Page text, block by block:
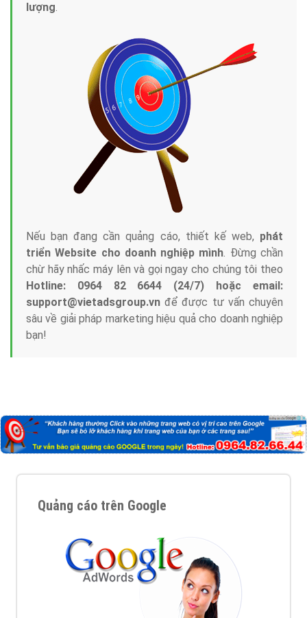
lượng.
Nếu bạn đang cần quảng cáo, thiết kế web, phát
triển Website cho doanh nghiệp mình. Đừng chần
chừ hãy nhấc máy lên và gọi ngay cho chúng tôi theo
Hotline: 0964 82 6644 (24/7) hoặc email:
support@vietadsgroup.vn để được tư vấn chuyên
sâu về giải pháp marketing hiệu quả cho doanh nghiệp
bạn!
Quảng cáo trên Google